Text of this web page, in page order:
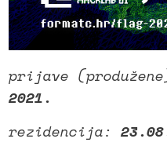
prijave
2021.
rezidencija: